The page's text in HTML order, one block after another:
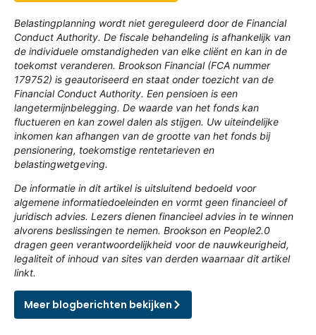
Belastingplanning wordt niet gereguleerd door de Financial
Conduct Authority. De fiscale behandeling is afhankelijk van
de individuele omstandigheden van elke cliënt en kan in de
toekomst veranderen. Brookson Financial (FCA nummer
179752) is geautoriseerd en staat onder toezicht van de
Financial Conduct Authority. Een pensioen is een
langetermijnbelegging. De waarde van het fonds kan
fluctueren en kan zowel dalen als stijgen. Uw uiteindelijke
inkomen kan afhangen van de grootte van het fonds bij
pensionering, toekomstige rentetarieven en
belastingwetgeving.
De informatie in dit artikel is uitsluitend bedoeld voor
algemene informatiedoeleinden en vormt geen financieel of
juridisch advies. Lezers dienen financieel advies in te winnen
alvorens beslissingen te nemen. Brookson en People2.0
dragen geen verantwoordelijkheid voor de nauwkeurigheid,
legaliteit of inhoud van sites van derden waarnaar dit artikel
linkt.
Meer blogberichten bekijken